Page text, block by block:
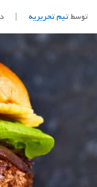
توسطتیم تحریریه |